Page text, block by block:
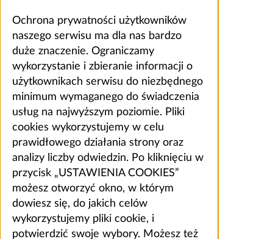
Ochrona prywatności użytkowników
naszego serwisu ma dla nas bardzo
duże znaczenie. Ograniczamy
wykorzystanie i zbieranie informacji o
użytkownikach serwisu do niezbędnego
minimum wymaganego do świadczenia
usług na najwyższym poziomie. Pliki
cookies wykorzystujemy w celu
prawidłowego działania strony oraz
analizy liczby odwiedzin. Po kliknięciu w
przycisk „USTAWIENIA COOKIES”
możesz otworzyć okno, w którym
dowiesz się, do jakich celów
wykorzystujemy pliki cookie, i
potwierdzić swoje wybory. Możesz też